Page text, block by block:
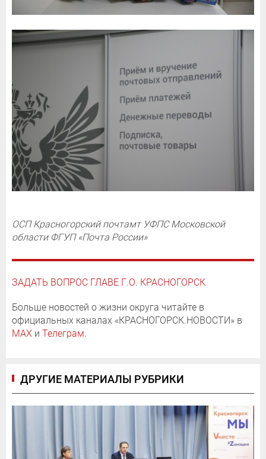
ОСП Красногорский почтамт УФПС Московской
области ФГУП «Почта России»
ЗАДАТЬ ВОПРОС ГЛАВЕ Г.О. КРАСНОГОРСК
Больше новостей о жизни округа читайте в
официальных каналах «КРАСНОГОРСК.НОВОСТИ» в
MAX и Телеграм.
ДРУГИЕ МАТЕРИАЛЫ РУБРИКИ